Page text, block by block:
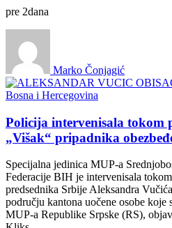
pre 2dana
Marko Čonjagić
Bosna i Hercegovina
Policija intervenisala tokom
„Višak“ pripadnika
Specijalna jedinica MUP-a
Federacije BIH je intervenisala
predsednika Srbije Aleksandra
području kantona uočene osobe koje
MUP-a Republike Srpske (RS),